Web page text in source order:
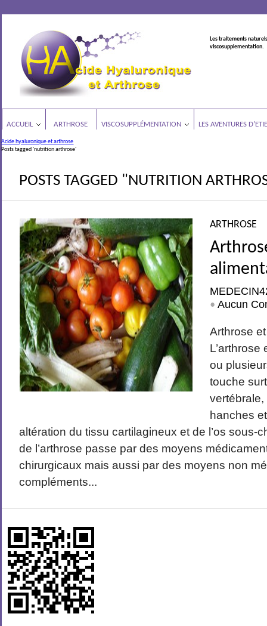
Les traitements
viscosupplementation.
ACCUEIL ARTHROSE VISCOSUPPLÉMENTATION LES AVENTURES
Acide hyaluronique et arthrose
Posts tagged 'nutrition arthrose'
POSTS TAGGED "NUTRITION
ARTHROSE
•Aucun
Arthrose
L’arthrose
ou
touche
hanches
altération du tissu cartilagineux et de l’os sous-
de l’arthrose passe par des moyens
chirurgicaux mais aussi par des moyens non
compléments...